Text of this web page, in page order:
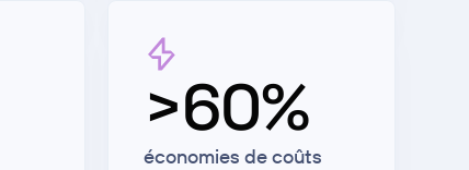
>60%
économies de coûts